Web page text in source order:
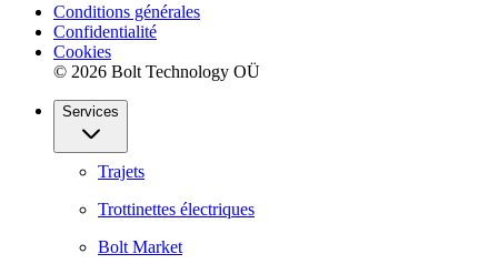
Conditions générales
Confidentialité
Cookies
© 2026 Bolt Technology OÜ
Services
Trajets
Trottinettes électriques
Bolt Market